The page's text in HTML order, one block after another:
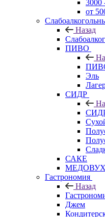
3000
от
Назад
ПИВО
Эль
СИДР
САКЕ
Гастрономия
Назад
Джем